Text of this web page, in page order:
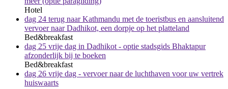
Hotel
dag 24 terug naar Kathmandu met de toeristbus en aansluitend
vervoer naar Dadhikot, een dorpje op het platteland
Bed&breakfast
dag 25 vrije dag in Dadhikot - optie stadsgids Bhaktapur
afzonderlijk bij te boeken
Bed&breakfast
dag 26 vrije dag - vervoer naar de luchthaven voor uw vertrek
huiswaarts